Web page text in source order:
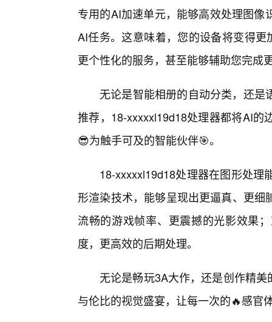
专用的AI加速单元，能够高效处理图
AI任务。这意味着，您的设备将变得更
更个性化的服务，甚至能够辅助您完成
无论是智能相册的自动分类，还
推荐，18-xxxxxl19d18处理器都将AI的
😎为触手可及的智能伙伴🎯。
18-xxxxxl19d18处理器在图形处理
形渲染技术，能够呈现出更逼真、更
流畅的游戏帧率、更震撼的光影效果
度，更高效的后期处理。
无论是畅玩3A大作，还是创作精
与伦比的视觉盛宴，让每一次的🔥感官